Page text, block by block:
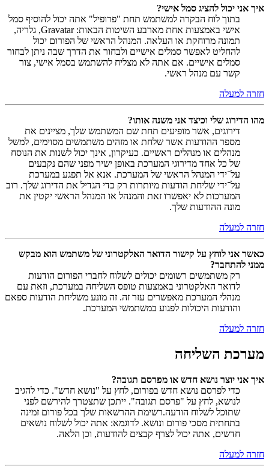
איך אני יכול להציג סמל אישי?
בתוך לוח הבקרה למשתמש תחת "פרופיל" אתה יכול להוסיף סמל
אישי באמצעות אחת מארבע השיטות הבאות: Gravatar, גלריה,
תמונה מרוחקת או העלאה. המנהל הראשי של הפורום יכול
להחליט לאפשר סמלים אישיים ולבחור את הדרך שבה ניתן לבחור
סמלים אישיים. אם אתה לא מצליח להשתמש בסמל אישי, צור
קשר עם מנהל ראשי.
חזרה למעלה
מהו הדירוג שלי וכיצד אני משנה אותו?
דירוגים, אשר מופיעים תחת שם המשתמש שלך, מציינים את
מספר ההודעות אשר שלחת או מזהים משתמשים מסוימים, למשל
מנהלים או מנהלים ראשיים. כעיקרון, אינך יכול לשנות את הנוסח
של כל אחד מדירוגי המערכת באופן ישיר מפני שהם נקבעים
על־ידי המנהל הראשי של המערכת. אנא אל תפגע במערכת
על־ידי שליחת הודעות מיותרות רק כדי הגדיל את הדירוג שלך. רוב
המערכות לא יאפשרו זאת והמנהל או המנהל הראשי יקטין את
מונה ההודעות שלך.
חזרה למעלה
כאשר אני לוחץ על קישור הדואר האלקטרוני של משתמש הוא מבקש
ממני להתחבר?
רק משתמשים רשומים יכולים לשלוח לחברי הפורום הודעות
לדואר האלקטרוני באמצעות טופס השליחה במערכת, וזאת עם
מנהלי המערכת מאפשרים עזר זה. זה מונע משליחת הודעות ספאם
והודעות היכולות לפגוע במשתמשי המערכת.
חזרה למעלה
מערכת השליחה
איך אני יוצר נושא חדש או מפרסם תגובה?
כדי לפרסם נושא חדש בפורום, לחץ על "נושא חדש". כדי להגיב
לנושא, לחץ על "פרסם תגובה". ייתכן שתצטרך להירשם לפני
שתוכל לשלוח הודעה.רשימת ההרשאות שלך בכל פורום זמינה
בתחתית מסכי פורום ונושא. לדוגמא: אתה יכול לשלוח נושאים
חדשים, אתה יכול לצרף קבצים להודעות, וכן הלאה.
חזרה למעלה